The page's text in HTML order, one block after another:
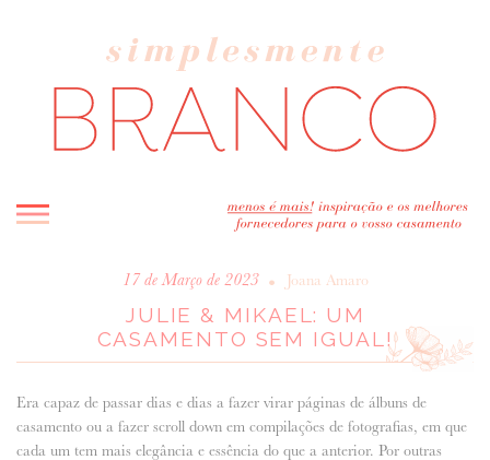
INICIO
BLOG
MELHOR INSPIRAÇÃO
REAL WEDDINGS & EDITORIAIS
CASAVA-ME AQUI!
17 de Março de 2023 • Joana Amaro
JULIE & MIKAEL: UM
CASAMENTO SEM IGUAL!
Era capaz de passar dias e dias a fazer virar páginas de álbuns de
casamento ou a fazer scroll down em compilações de fotografias, em que
cada um tem mais elegância e essência do que a anterior. Por outras